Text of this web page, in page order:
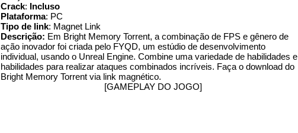
Crack: Incluso
Plataforma: PC
Tipo de link: Magnet Link
Descrição: Em Bright Memory Torrent, a combinação de FPS e gênero de
ação inovador foi criada pelo FYQD, um estúdio de desenvolvimento
individual, usando o Unreal Engine. Combine uma variedade de habilidades e
habilidades para realizar ataques combinados incríveis. Faça o download do
Bright Memory Torrent via link magnético.
[GAMEPLAY DO JOGO]